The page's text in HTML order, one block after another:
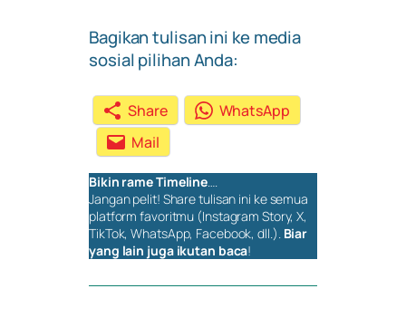
Bagikan tulisan ini ke media
sosial pilihan Anda:
Share
WhatsApp
Mail
Bikin rameTimeline….
Jangan pelit! Sharetulisan ini ke semua
platform favoritmu (Instagram Story, X,
TikTok, WhatsApp, Facebook, dll.). Biar
yang lain juga ikutan baca!